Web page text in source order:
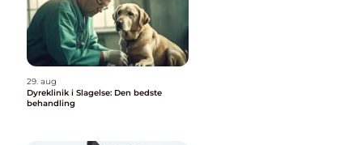
29. aug
Dyreklinik i Slagelse: Den bedste
behandling